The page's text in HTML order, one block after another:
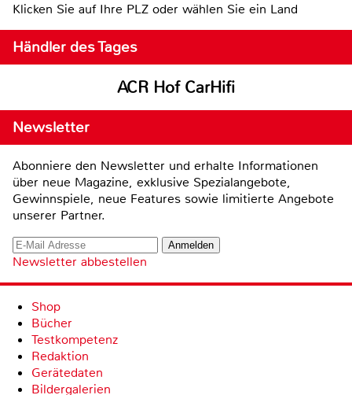
Klicken Sie auf Ihre PLZ oder wählen Sie ein Land
Händler des Tages
ACR Hof CarHifi
Newsletter
Abonniere den Newsletter und erhalte Informationen
über neue Magazine, exklusive Spezialangebote,
Gewinnspiele, neue Features sowie limitierte Angebote
unserer Partner.
Newsletter abbestellen
Shop
Bücher
Testkompetenz
Redaktion
Gerätedaten
Bildergalerien